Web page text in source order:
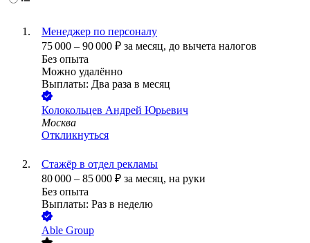
Менеджер по персоналу
75 000 – 90 000 ₽ за месяц, до вычета налогов
Без опыта
Можно удалённо
Выплаты: Два раза в месяц
Колокольцев Андрей Юрьевич
Москва
Откликнуться
Стажёр в отдел рекламы
80 000 – 85 000 ₽ за месяц, на руки
Без опыта
Выплаты: Раз в неделю
Able Group